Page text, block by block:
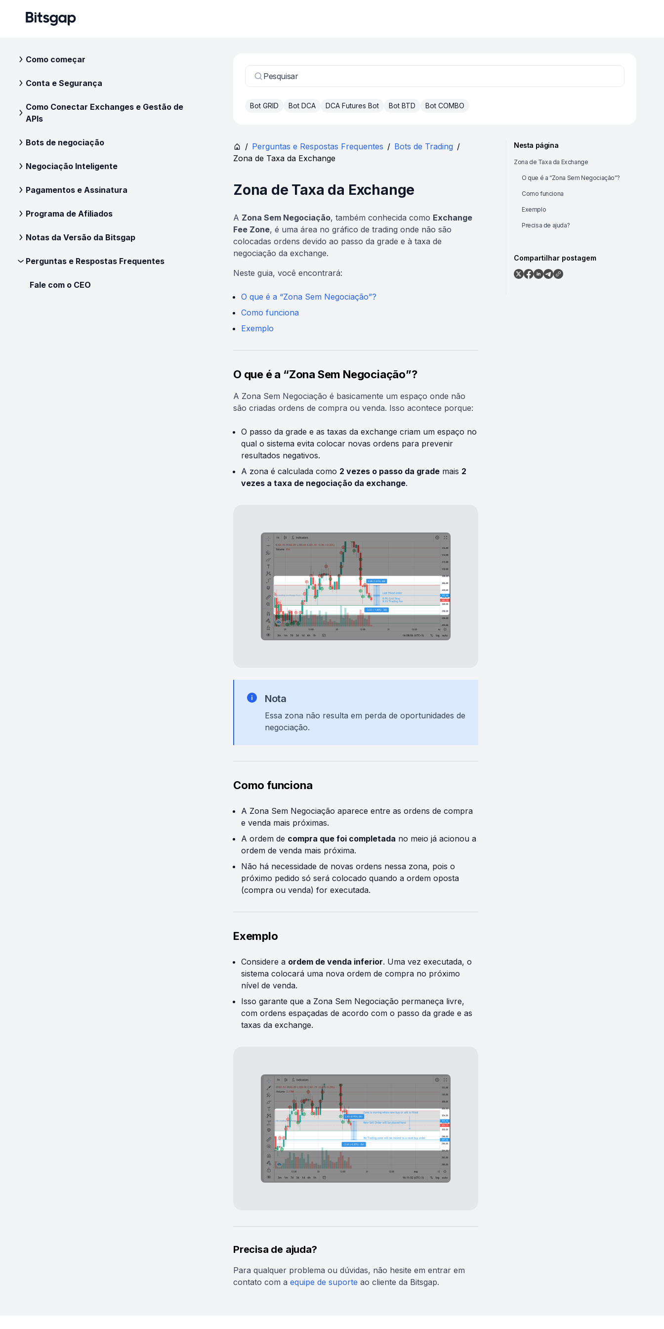
Como começar
Conta e Segurança
Como Conectar Exchanges e Gestão de
APIs
Bots de negociação
Negociação Inteligente
Pagamentos e Assinatura
Programa de Afiliados
Notas da Versão da Bitsgap
Perguntas e Respostas Frequentes
Fale com o CEO
Pesquisar
Bot GRID Bot DCA DCA Futures Bot Bot BTD Bot COMBO
/ Perguntas e Respostas Frequentes / Bots de Trading /
Zona de Taxa da Exchange
Zona de Taxa da Exchange
A Zona Sem Negociação, também conhecida como Exchange
Fee Zone, é uma área no gráfico de trading onde não são
colocadas ordens devido ao passo da grade e à taxa de
negociação da exchange.
Neste guia, você encontrará:
O que é a “Zona Sem Negociação”?
Como funciona
Exemplo
O que é a “Zona Sem Negociação”?
A Zona Sem Negociação é basicamente um espaço onde não
são criadas ordens de compra ou venda. Isso acontece porque:
O passo da grade e as taxas da exchange criam um espaço no
qual o sistema evita colocar novas ordens para prevenir
resultados negativos.
A zona é calculada como 2 vezes o passo da grade mais 2
vezes a taxa de negociação da exchange.
Nota
Essa zona não resulta em perda de oportunidades de
negociação.
Como funciona
A Zona Sem Negociação aparece entre as ordens de compra
e venda mais próximas.
A ordem de compra que foi completada no meio já acionou a
ordem de venda mais próxima.
Não há necessidade de novas ordens nessa zona, pois o
próximo pedido só será colocado quando a ordem oposta
(compra ou venda) for executada.
Exemplo
Considere a ordem de venda inferior. Uma vez executada, o
sistema colocará uma nova ordem de compra no próximo
nível de venda.
Isso garante que a Zona Sem Negociação permaneça livre,
com ordens espaçadas de acordo com o passo da grade e as
taxas da exchange.
Precisa de ajuda?
Para qualquer problema ou dúvidas, não hesite em entrar em
contato com a equipe de suporte ao cliente da Bitsgap.
Nesta página
Zona de Taxa da Exchange
O que é a “Zona Sem Negociação”?
Como funciona
Exemplo
Precisa de ajuda?
Compartilhar postagem